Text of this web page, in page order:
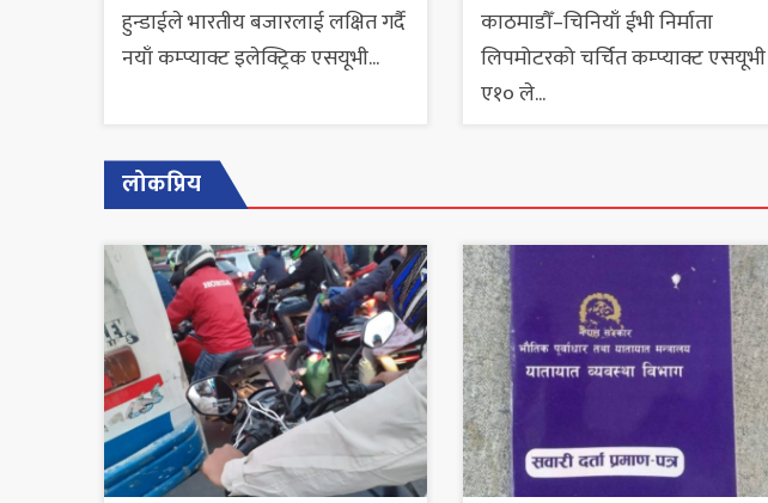
हुन्डाईले भारतीय बजारलाई लक्षित गर्दै
नयाँ कम्प्याक्ट इलेक्ट्रिक एसयूभी...
काठमाडौँ–चिनियाँ ईभी निर्माता
लिपमोटरको चर्चित कम्प्याक्ट एसयूभी
ए१० ले...
लोकप्रिय